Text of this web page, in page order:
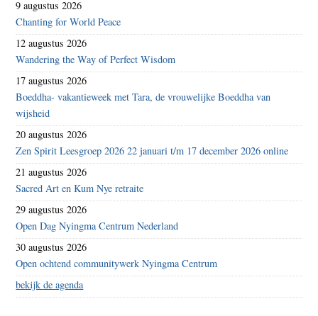
9 augustus 2026
Chanting for World Peace
12 augustus 2026
Wandering the Way of Perfect Wisdom
17 augustus 2026
Boeddha- vakantieweek met Tara, de vrouwelijke Boeddha van
wijsheid
20 augustus 2026
Zen Spirit Leesgroep 2026 22 januari t/m 17 december 2026 online
21 augustus 2026
Sacred Art en Kum Nye retraite
29 augustus 2026
Open Dag Nyingma Centrum Nederland
30 augustus 2026
Open ochtend communitywerk Nyingma Centrum
bekijk de agenda